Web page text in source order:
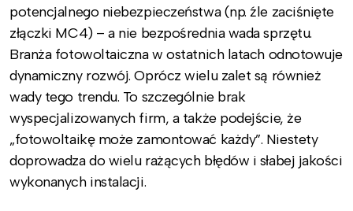
potencjalnego niebezpieczeństwa (np. źle zaciśnięte
złączki MC4) – a nie bezpośrednia wada sprzętu.
Branża fotowoltaiczna w ostatnich latach odnotowuje
dynamiczny rozwój. Oprócz wielu zalet są również
wady tego trendu. To szczególnie brak
wyspecjalizowanych firm, a także podejście, że
„fotowoltaikę może zamontować każdy”. Niestety
doprowadza do wielu rażących błędów i słabej jakości
wykonanych instalacji.